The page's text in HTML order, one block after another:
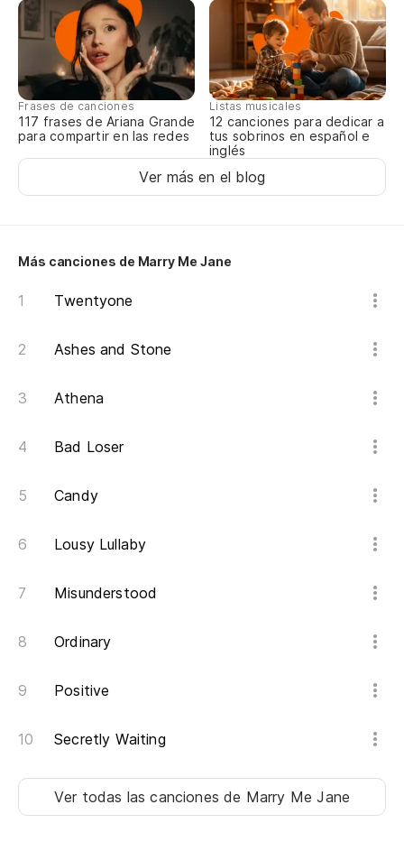
Frases de canciones
117 frases de Ariana Grande
para compartir en las redes
Listas musicales
12 canciones para dedicar a
tus sobrinos en español e
inglés
Ver más en el blog
Más canciones de Marry Me Jane
Twentyone
Ashes and Stone
Athena
Bad Loser
Candy
Lousy Lullaby
Misunderstood
Ordinary
Positive
Secretly Waiting
Ver todas las cancionesde Marry Me Jane